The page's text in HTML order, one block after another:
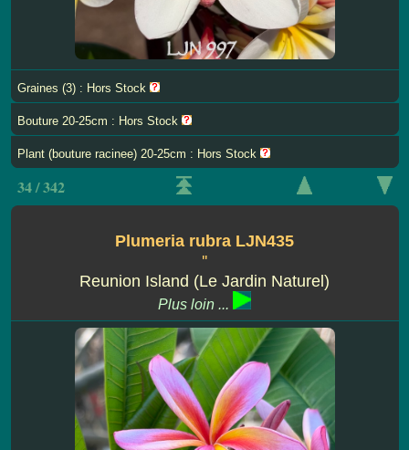
Graines (3) : Hors Stock
Bouture 20-25cm : Hors Stock
Plant (bouture racinee) 20-25cm : Hors Stock
34 / 342
Plumeria rubra LJN435
''
Reunion Island (Le Jardin Naturel)
Plus loin ...